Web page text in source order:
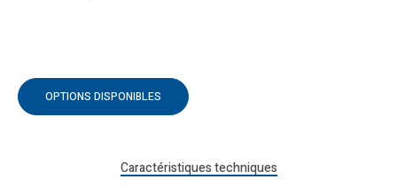
OPTIONS DISPONIBLES
Caractéristiques techniques